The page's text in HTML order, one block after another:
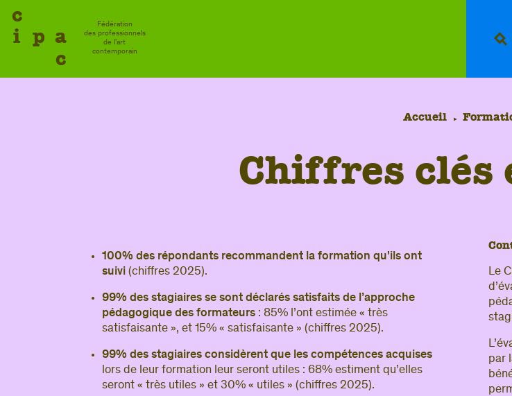
c
i p a
c
Fédération
des professionnels
de l’art
contemporain
Accueil
Chiffres clés
100% des répondants recommandent la formation qu'ils ont
suivi(chiffres 2025).
99% des stagiaires se sont déclarés satisfaits de l’approche
pédagogique des formateurs : 85% l’ont estimée « très
satisfaisante », et 15% « satisfaisante » (chiffres 2025).
99% des stagiaires considèrent que les compétences acquises
lors de leur formation leur seront utiles : 68% estiment qu’elles
seront « très utiles » et 30% « utiles » (chiffres 2025).
Le
par